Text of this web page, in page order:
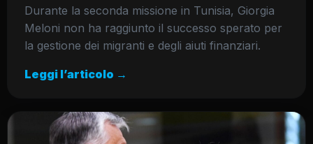
Durante la seconda missione in Tunisia, Giorgia
Meloni non ha raggiunto il successo sperato per
la gestione dei migranti e degli aiuti finanziari.
Leggi l’articolo →